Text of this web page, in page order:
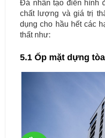
Đá nhân tạo điển hình
chất lượng và giá trị
dụng cho hầu hết các
thất như:
5.1 Ốp mặt dựng